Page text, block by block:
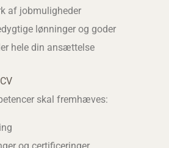
af jobmuligheder
lønninger og goder
hele din ansættelse
skal fremhæves: